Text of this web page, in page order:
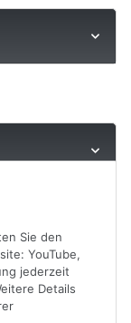
Sie den
YouTube,
jederzeit
Details